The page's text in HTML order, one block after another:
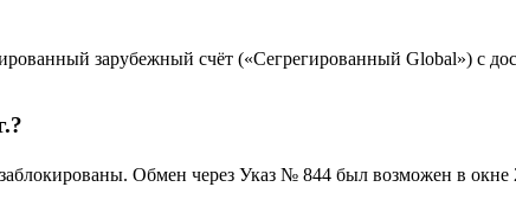
зарубежный счёт («Сегрегированный Global») с
Обмен через Указ № 844 был возможен в